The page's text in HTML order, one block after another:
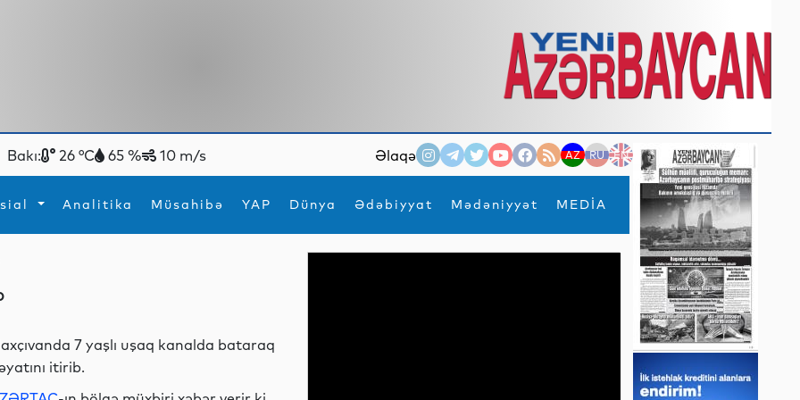
Bakı: 26 °C 65 % 10 m/s Əlaqə AZ RU EN
Analitika Müsahibə YAP Dünya Ədəbiyyat Mədəniyyət MEDİA
×
7 yaşlı uşaq kanalda bataraq
itirib.